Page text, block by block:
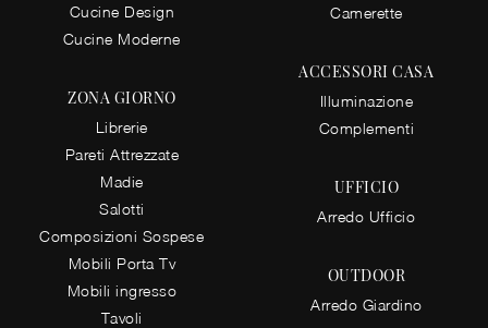
Cucine Design
Cucine Moderne
ZONA GIORNO
Librerie
Pareti Attrezzate
Madie
Salotti
Composizioni Sospese
Mobili Porta Tv
Mobili ingresso
Tavoli
Camerette
ACCESSORI CASA
Illuminazione
Complementi
UFFICIO
Arredo Ufficio
OUTDOOR
Arredo Giardino